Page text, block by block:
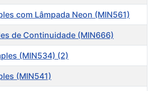
com Lâmpada Neon (MIN561)
de Continuidade (MIN666)
(MIN534) (2)
(MIN541)